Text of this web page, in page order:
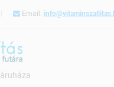
Email: